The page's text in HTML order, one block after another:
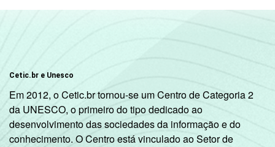
Cetic.br e Unesco
Em 2012, o Cetic.br tornou-se um Centro de Categoria 2
da UNESCO, o primeiro do tipo dedicado ao
desenvolvimento das sociedades da informação e do
conhecimento. O Centro está vinculado ao Setor de